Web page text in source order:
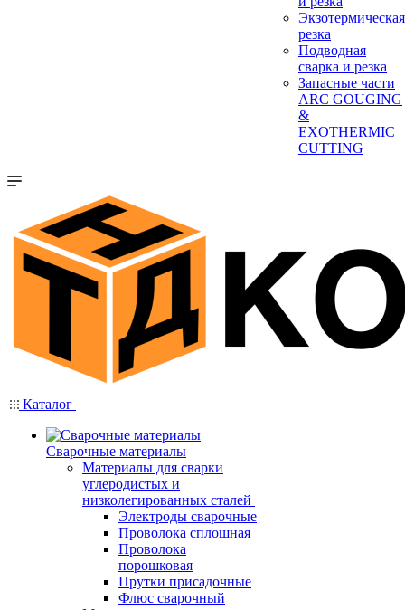
Экзотермическая
резка
Подводная
сварка и резка
Запасные части
ARC GOUGING
&
EXOTHERMIC
CUTTING
Каталог
Сварочные материалы
Материалы для сварки
углеродистых и
низколегированных сталей
Электроды сварочные
Проволока сплошная
Проволока
порошковая
Прутки присадочные
Флюс сварочный